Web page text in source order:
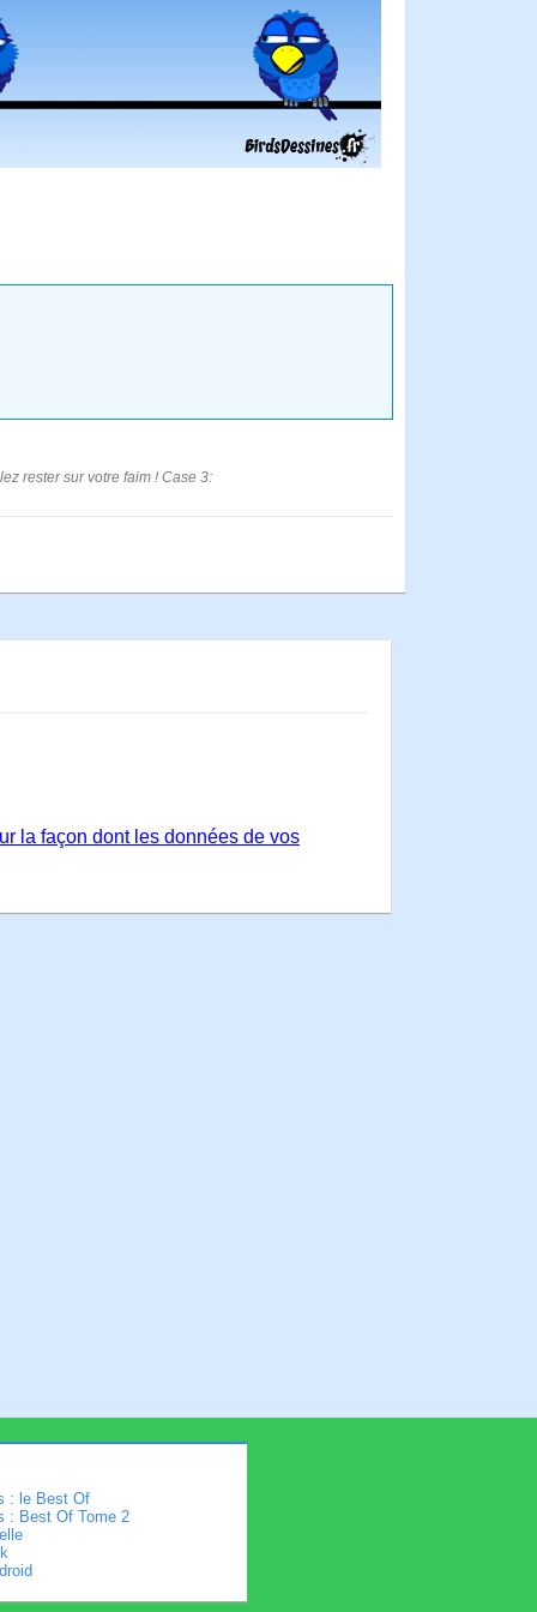
rester sur votre faim ! Case 3:
la façon dont les données de vos
: le Best Of
: Best Of Tome 2